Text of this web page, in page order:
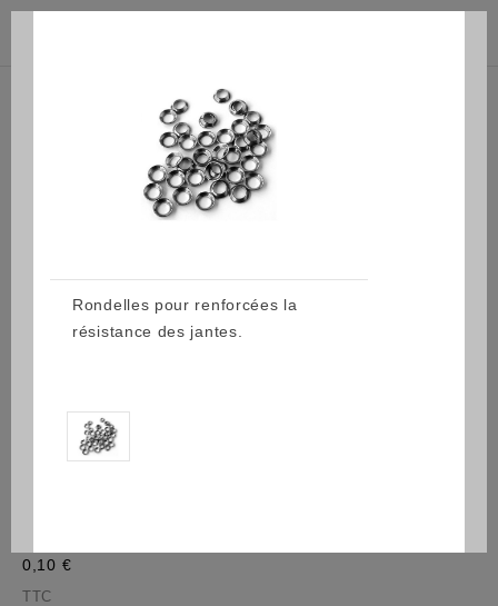
0,10 €
TTC
Rondelles pour renforcées la
résistance des jantes.